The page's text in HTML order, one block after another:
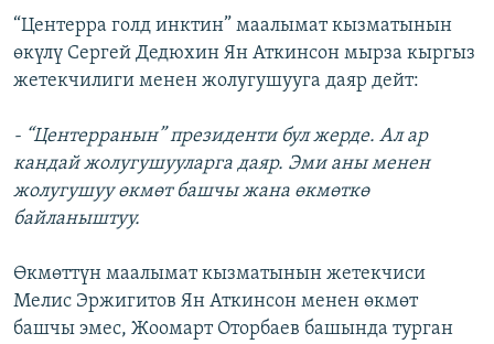
“Центерра голд инктин” маалымат кызматынын
өкүлү Сергей Дедюхин Ян Аткинсон мырза кыргыз
жетекчилиги менен жолугушууга даяр дейт:
- “Центерранын” президенти бул жерде. Ал ар
кандай жолугушууларга даяр. Эми аны менен
жолугушуу өкмөт башчы жана өкмөткө
байланыштуу.
Өкмөттүн маалымат кызматынын жетекчиси
Мелис Эржигитов Ян Аткинсон менен өкмөт
башчы эмес, Жоомарт Оторбаев башында турган